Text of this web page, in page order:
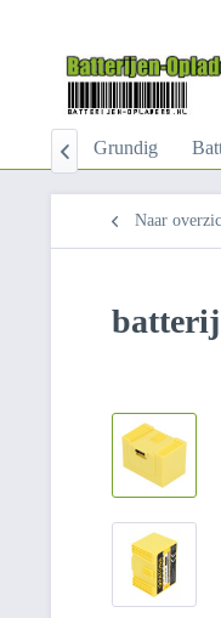
Grundig

Naar
batterij